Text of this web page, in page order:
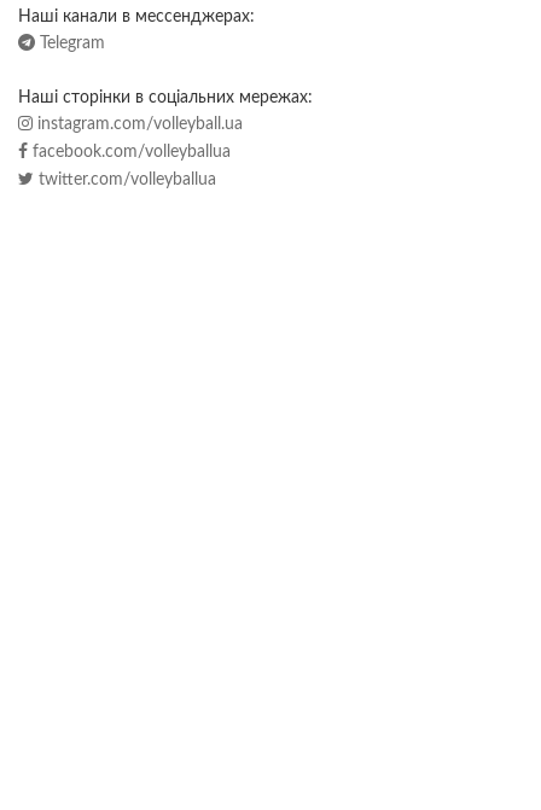
Наші канали в мессенджерах:
Telegram
Наші сторінки в соціальних мережах:
instagram.com/volleyball.ua
facebook.com/volleyballua
twitter.com/volleyballua